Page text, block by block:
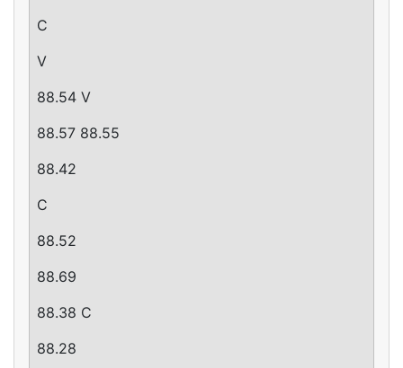
C
V
88.54 V
88.57 88.55
88.42
C
88.52
88.69
88.38 C
88.28